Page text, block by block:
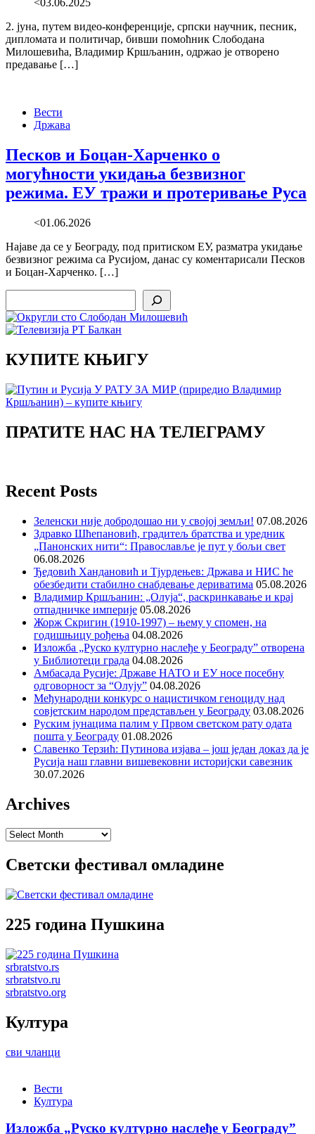
<03.06.2025
2. јуна, путем видео-конференције, српски научник, песник,
дипломата и политичар, бивши помоћник Слободана
Милошевића, Владимир Кршљанин, одржао је отворено
предавање […]
Вести
Држава
Песков и Боцан-Харченко о
могућности укидања безвизног
режима. ЕУ тражи и протеривање Руса
<01.06.2026
Најаве да се у Београду, под притиском ЕУ, разматра укидање
безвизног режима са Русијом, данас су коментарисали Песков
и Боцан-Харченко. […]
КУПИТЕ КЊИГУ
ПРАТИТЕ НАС НА ТЕЛЕГРАМУ
Recent Posts
Зеленски није добродошао ни у својој земљи! 07.08.2026
Здравко Шћепановић, градитељ братства и уредник
„Панонских нити“: Православље је пут у бољи свет
06.08.2026
Ђедовић Хандановић и Тјурдењев: Држава и НИС ће
обезбедити стабилно снабдевање дериватима 05.08.2026
Владимир Кршљанин: „Олуја“, раскринкавање и крај
отпадничке империје 05.08.2026
Жорж Скригин (1910-1997) – њему у спомен, на
годишњицу рођења 04.08.2026
Изложба „Руско културно наслеђе у Београду” отворена
у Библиотеци града 04.08.2026
Амбасада Русије: Државе НАТО и ЕУ носе посебну
одговорност за “Олују” 04.08.2026
Међународни конкурс о нацистичком геноциду над
совјетским народом представљен у Београду 03.08.2026
Руским јунацима палим у Првом светском рату одата
пошта у Београду 01.08.2026
Славенко Терзић: Путинова изјава – још један доказ да је
Русија наш главни вишевековни историјски савезник
30.07.2026
Archives
Archives
Светски фестивал омладине
225 година Пушкина
srbratstvo.rs
srbratstvo.ru
srbratstvo.org
Култура
сви чланци
Вести
Култура
Изложба „Руско културно наслеђе у Београду”